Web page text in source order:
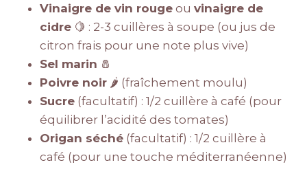
Vinaigre de vin rouge ou vinaigre de
cidre 🍋 : 2-3 cuillères à soupe (ou jus de
citron frais pour une note plus vive)
Sel marin 🧂
Poivre noir 🌶️ (fraîchement moulu)
Sucre (facultatif) : 1/2 cuillère à café (pour
équilibrer l’acidité des tomates)
Origan séché (facultatif) : 1/2 cuillère à
café (pour une touche méditerranéenne)